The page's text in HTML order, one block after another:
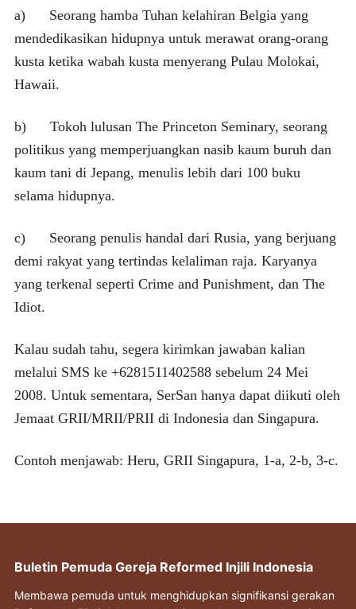
a) Seorang hamba Tuhan kelahiran Belgia yang
mendedikasikan hidupnya untuk merawat orang-orang
kusta ketika wabah kusta menyerang Pulau Molokai,
Hawaii.
b) Tokoh lulusan The Princeton Seminary, seorang
politikus yang memperjuangkan nasib kaum buruh dan
kaum tani di Jepang, menulis lebih dari 100 buku
selama hidupnya.
c) Seorang penulis handal dari Rusia, yang berjuang
demi rakyat yang tertindas kelaliman raja. Karyanya
yang terkenal seperti Crime and Punishment, dan The
Idiot.
Kalau sudah tahu, segera kirimkan jawaban kalian
melalui SMS ke +6281511402588 sebelum 24 Mei
2008. Untuk sementara, SerSan hanya dapat diikuti oleh
Jemaat GRII/MRII/PRII di Indonesia dan Singapura.
Contoh menjawab: Heru, GRII Singapura, 1-a, 2-b, 3-c.
Buletin Pemuda Gereja Reformed Injili Indonesia
Membawa pemuda untuk menghidupkan signifikansi gerakan